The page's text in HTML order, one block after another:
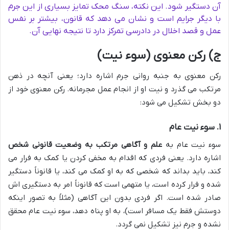
آن دستگیر شود. این نکته، سنگ محک تمایز بسیاری از این جرم
با دیگر جرایم است و نشان می دهد که قانون، بیشتر بر نفس
عمل و قصد اخلال در دادرسی تمرکز دارد تا نتیجه نهایی آن.
ج) رکن معنوی (سوء نیت)
رکن معنوی به جنبه روانی جرم اشاره دارد؛ یعنی آنچه در ذهن
مرتکب می گذرد و نیت او از انجام عمل مجرمانه. رکن معنوی خود از
دو بخش تشکیل می شود:
۱. سوء نیت عام
سوء نیت عام به علم و آگاهی مرتکب به وضعیت قانونی شخص
اشاره دارد. یعنی فردی که اقدام به مخفی کردن یا کمک به فرار می
کند، باید بداند که شخصی که به او کمک می کند، یا قانوناً دستگیر
شده و فرار کرده است، یا متهمی است که قانوناً امر به دستگیری اش
صادر شده است. اگر فردی بدون این آگاهی (مثلاً به تصور اینکه
دوستش فقط یک مسافر است)، به او پناه دهد، سوء نیت عام محقق
نشده و جرم نیز تشکیل نمی گردد.